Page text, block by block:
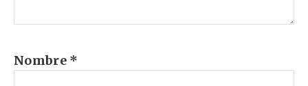
Nombre *